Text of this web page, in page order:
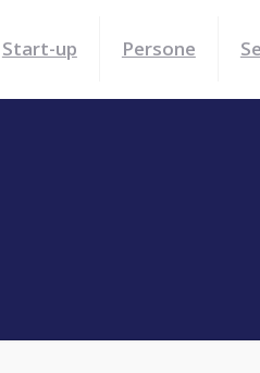
Start-up Persone